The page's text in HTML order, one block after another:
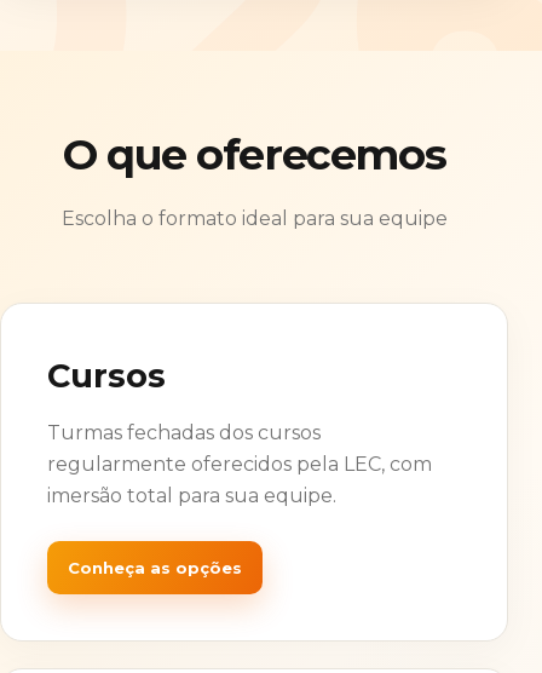
O que oferecemos
Escolha o formato ideal para sua equipe
Cursos
Turmas fechadas dos cursos
regularmente oferecidos pela LEC, com
imersão total para sua equipe.
Conheça as opções